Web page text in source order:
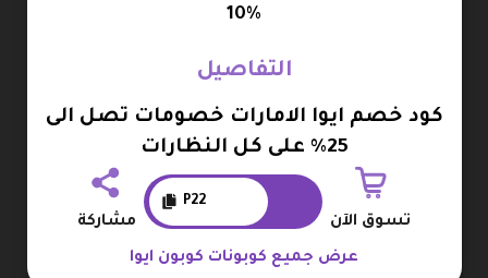
نفسك هذه الفرصة الرائعة، وكن أنت أول الرابحين بهذه
تجدر الإشارة في إطار حديثنا عن ايوا، بأنه من المميز بمجرد
دخولك إلى موقع eyewa glasses سوف تتمكن من مشاهدة
قسم العروض والتخفيضات أمامك مباشرةً، وهو ما
يمكنك الضغط عليه لرؤية أهم التخفيضات التي يقوم
الموقع بتنزيلها سواء بشكل دائم أو مؤخرًا، ومن الملفت
10%
التفاصيل
كود خصم ايوا الامارات خصومات تصل الى
25% على كل النظارات
تسوق الآن
P22
مشاركة
عرض جميع كوبونات كوبون ايوا